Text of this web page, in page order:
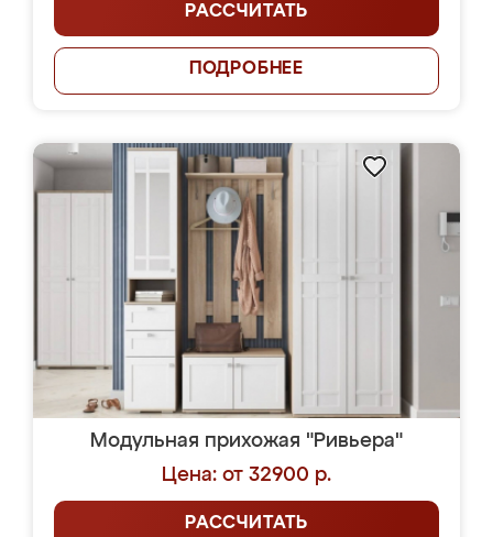
РАССЧИТАТЬ
ПОДРОБНЕЕ
Модульная прихожая "Ривьера"
Цена: от 32900 р.
РАССЧИТАТЬ